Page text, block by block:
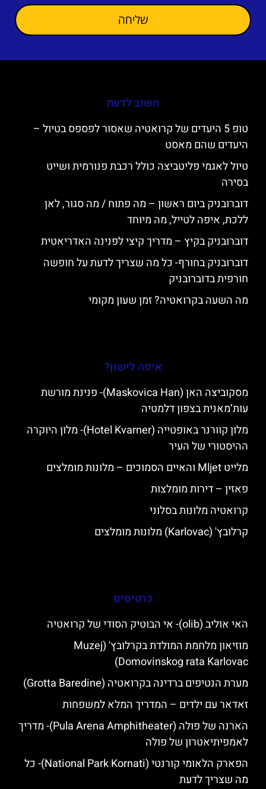
שליחה
חשוב לדעת
טופ 5 היעדים של קרואטיה שאסור לפספס בטיול –
היעדים שהם מאסט
טיול לאגמי פליטביצה כולל רכבת פנורמית ושייט
בסירה
דוברובניק ביום ראשון – מה פתוח / מה סגור, לאן
ללכת, איפה לטייל, מה מיוחד
דוברובניק בקיץ – מדריך קיצי לפנינה האדריאטית
דוברובניק בחורף- כל מה שצריך לדעת על חופשה
חורפית בדוברובניק
מה השעה בקרואטיה? זמן שעון מקומי
איפה לישון?
מסקוביצה האן (Maskovica Han)- פנינת מורשת
עות’מאנית בצפון דלמטיה
מלון קוורנר באופטייה (Hotel Kvarner)- מלון היוקרה
ההיסטורי של העיר
מלייט Mljet והאיים הסמוכים – מלונות מומלצים
פאזין – דירות מומלצות
קרואטיה מלונות בסלוני
קרלובץ' (Karlovac) מלונות מומלצים
כרטיסים
האי אוליב (olib)- אי הבוטיק הסודי של קרואטיה
מוזיאון מלחמת המולדת בקרלובץ' (Muzej
Domovinskog rata Karlovac)
מערת הנטיפים ברדינה בקרואטיה (Grotta Baredine)
זאדאר עם ילדים – המדריך המלא למשפחות
הארנה של פולה (Pula Arena Amphitheater)- מדריך
לאמפיתיאטרון של פולה
הפארק הלאומי קורנטי (National Park Kornati)- כל
מה שצריך לדעת